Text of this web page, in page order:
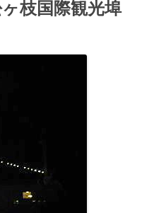
ッ
プ
枝国際観光埠